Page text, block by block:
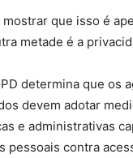
mostrar que isso é
metade é a
determina que os
devem adotar
e administrativas
pessoais contra